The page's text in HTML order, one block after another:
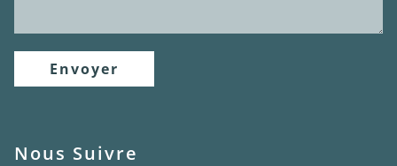
Envoyer
Nous Suivre